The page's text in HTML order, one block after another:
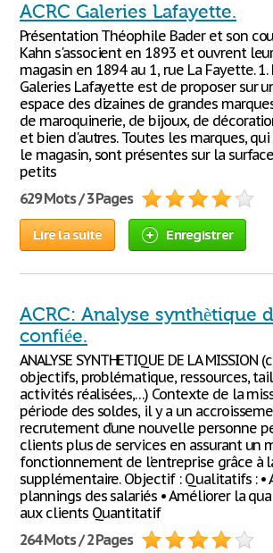
ACRC Galeries Lafayette.
Présentation Théophile Bader et son
Kahn s'associent en 1893 et ouvrent
magasin en 1894 au 1, rue La Fayette.
Galeries Lafayette est de proposer sur
espace des dizaines de grandes
de maroquinerie, de bijoux, de
et bien d'autres. Toutes les marques,
le magasin, sont présentes sur la
petits
629 Mots / 3 Pages
Lire la suite Enregistrer
ACRC: Analyse synthètique
confiée.
ANALYSE SYNTHETIQUE DE LA MISSION
objectifs, problématique, ressources,
activités réalisées,…) Contexte de la
période des soldes, il y a un
recrutement d’une nouvelle personne
clients plus de services en assurant un
fonctionnement de l’entreprise grâce à
supplémentaire. Objectif : Qualitatifs : •
plannings des salariés • Améliorer la
aux clients Quantitatif
264 Mots / 2 Pages